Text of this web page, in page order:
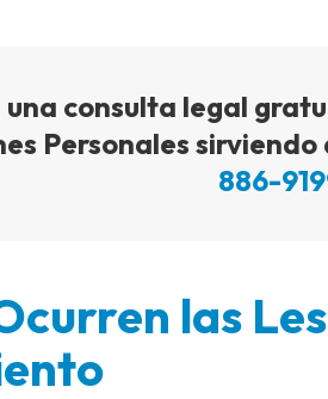
una consulta legal
Personales
886-
las